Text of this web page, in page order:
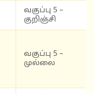
வகுப்பு 5 –
குறிஞ்சி
வகுப்பு 5 –
முல்லை